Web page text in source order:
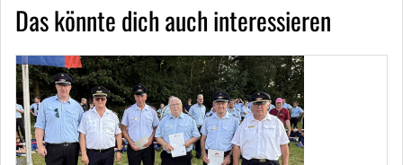
Das könnte dich auch interessieren